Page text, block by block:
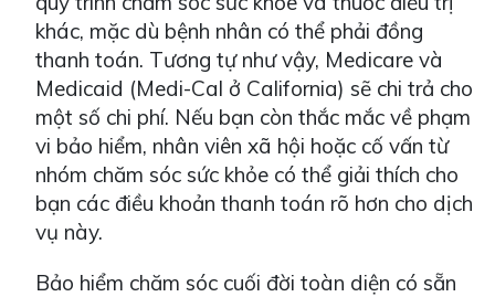
khác, mặc dù bệnh nhân có thể phải đồng
thanh toán. Tương tự như vậy, Medicare và
Medicaid (Medi-Cal ở California) sẽ chi trả cho
một số chi phí. Nếu bạn còn thắc mắc về phạm
vi bảo hiểm, nhân viên xã hội hoặc cố vấn từ
nhóm chăm sóc sức khỏe có thể giải thích cho
bạn các điều khoản thanh toán rõ hơn cho dịch
vụ này.
Bảo hiểm chăm sóc cuối đời toàn diện có sẵn